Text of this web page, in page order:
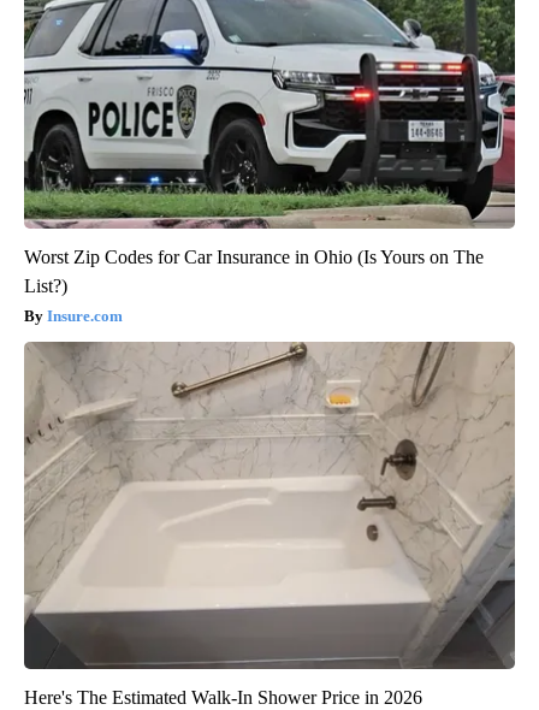
Worst Zip Codes for Car Insurance in Ohio (Is Yours on The
List?)
Insure.com
Here's The Estimated Walk-In Shower Price in 2026